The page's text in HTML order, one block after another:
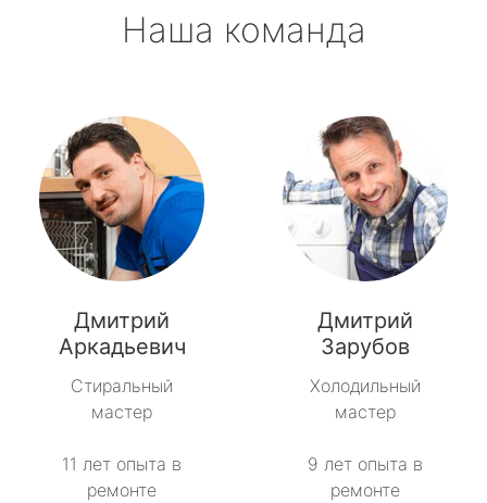
Наша команда
Дмитрий
Аркадьевич
Стиральный
мастер
11 лет опыта в
ремонте
Дмитрий
Зарубов
Холодильный
мастер
9 лет опыта в
ремонте